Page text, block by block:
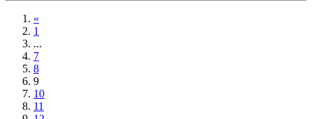
«
1
...
7
8
9
10
11